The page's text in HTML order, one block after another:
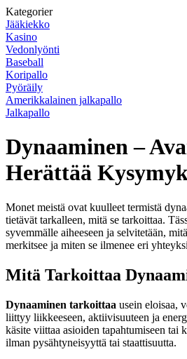
Kategorier
Jääkiekko
Kasino
Vedonlyönti
Baseball
Koripallo
Pyöräily
Amerikkalainen jalkapallo
Jalkapallo
Dynaaminen –
Herättää
Monet meistä ovat kuulleet termistä
tietävät tarkalleen, mitä se tarkoittaa.
syvemmälle aiheeseen ja selvitetään,
merkitsee ja miten se ilmenee eri
Mitä Tarkoittaa
Dynaaminen tarkoittaa usein eloisaa,
liittyy liikkeeseen, aktiivisuuteen ja
käsite viittaa asioiden tapahtumiseen tai
ilman pysähtyneisyyttä tai staattisuutta.